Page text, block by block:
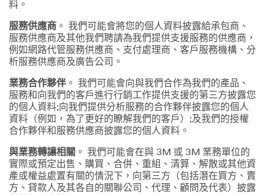
料。
服務供應商 。 我們可能會將您的個人資料披露給承包商、
服務供應商及其他我們聘請為我們提供支援服務的供應商，
例如網路代管服務供應商、支付處理商、客戶服務機構、分
析服務供應商及廣告公司。
業務合作夥伴 。 我們可能會向與我們合作為我們的產品、
服務和向我們的客戶進行行銷工作提供支援的第三方披露您
的個人資料;向我們提供分析服務的合作夥伴披露您的個人
資料（例如，為了更好的瞭解我們的客戶）;及我們的授權
合作夥伴和服務供應商披露您的個人資料。
與業務轉讓相關 。 我們可能會在與 3M 或 3M 業務單位的
實際或預定出售、購買、合併、重組、清算、解散或其他資
產或權益處置有關的情況下，向第三方（包括潛在買方、賣
方、貸款人及其各自的關聯公司、代理、顧問及代表）披露